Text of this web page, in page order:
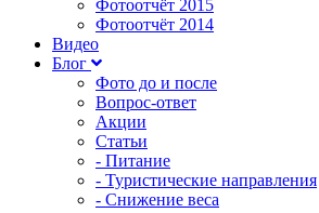
Фотоотчёт 2015
Фотоотчёт 2014
Видео
Блог
Фото до и после
Вопрос-ответ
Акции
Статьи
- Питание
- Туристические направления
- Снижение веса